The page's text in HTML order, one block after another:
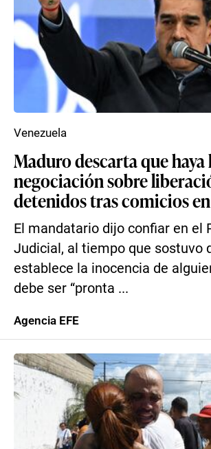
Maduro descarta que
negociación sobre
detenidos tras comicios
El mandatario dijo confiar en el
Judicial, al tiempo que sostuvo
establece la inocencia de
debe ser “pronta ...
Venezuela
Agencia EFE